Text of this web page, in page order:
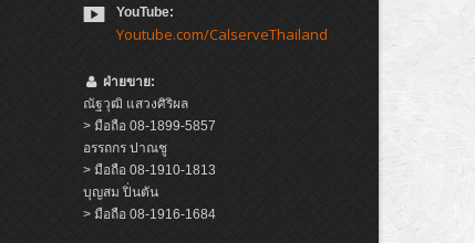
YouTube:
Youtube.com/CalserveThailand
ฝ่ายขาย:
ณัฐวุฒิ แสวงศิริผล
> มือถือ 08-1899-5857
อรรถกร ปาณชู
> มือถือ 08-1910-1813
บุญสม ปิ่นตัน
> มือถือ 08-1916-1684